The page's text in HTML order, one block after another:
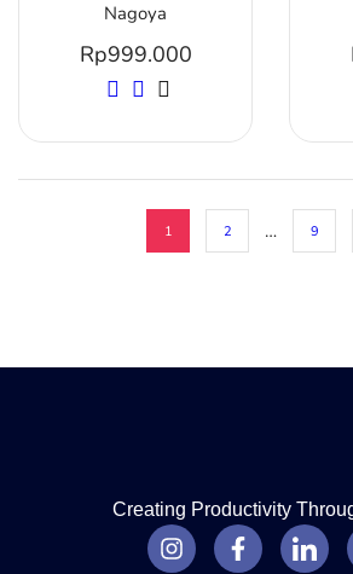
Nagoya
Rp999.000
1 2 … 9
Creating Productivity